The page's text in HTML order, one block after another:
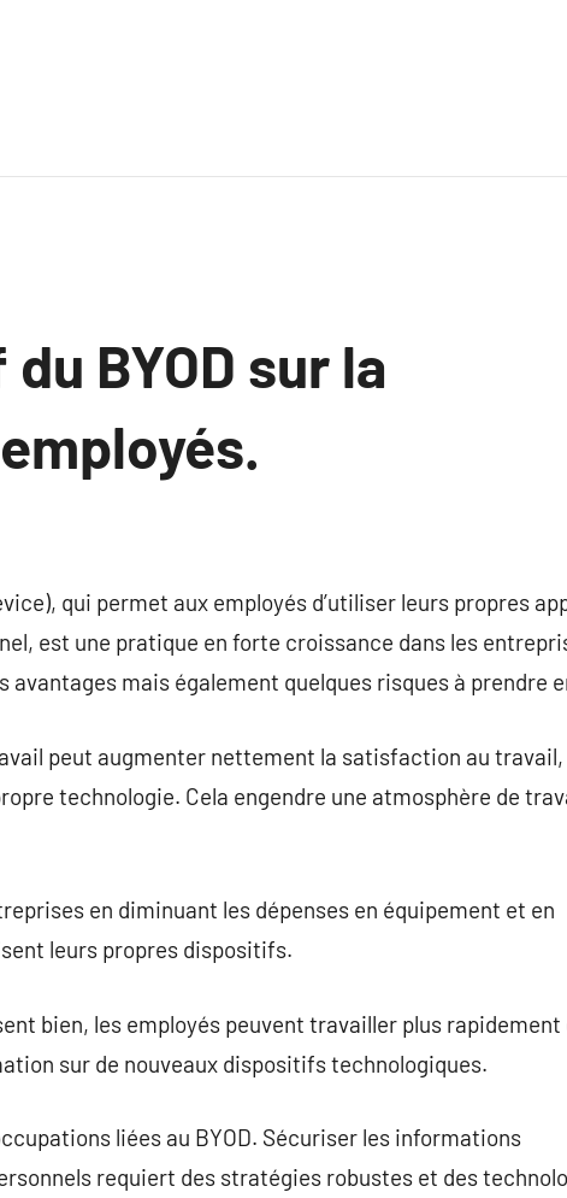
BYOD sur la
qui permet aux employés d’utiliser leurs propres
est une pratique en forte croissance dans les
avantages mais également quelques risques à prendre
peut augmenter nettement la satisfaction au
technologie. Cela engendre une atmosphère de
en diminuant les dépenses en équipement et en
leurs propres dispositifs.
bien, les employés peuvent travailler plus rapidement
sur de nouveaux dispositifs technologiques.
liées au BYOD. Sécuriser les informations
requiert des stratégies robustes et des